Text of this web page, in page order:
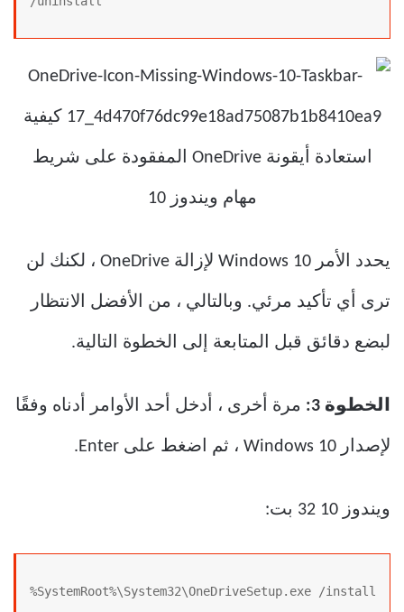
يحدد الأمر Windows 10 لإزالة OneDrive ، لكنك لن
ترى أي تأكيد مرئي. وبالتالي ، من الأفضل الانتظار
لبضع دقائق قبل المتابعة إلى الخطوة التالية.
الخطوة 3: مرة أخرى ، أدخل أحد الأوامر أدناه وفقًا
لإصدار Windows 10 ، ثم اضغط على Enter.
ويندوز 10 32 بت:
%SystemRoot%\System32\OneDriveSetup.exe /install